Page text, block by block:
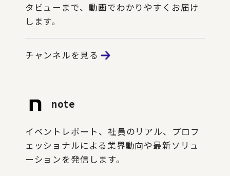
タビューまで、動画でわかりやすくお届け
します。
チャンネルを見る
note
イベントレポート、社員のリアル、プロフ
ェッショナルによる業界動向や最新ソリュ
ーションを発信します。